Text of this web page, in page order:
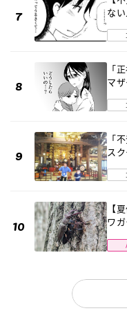
な
「
マ
「
ス
【
ワ